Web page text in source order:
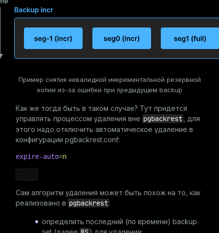
Пример снятия невалидной инкрементальной резервной
копии из-за ошибки при предыдущем backup
Как же тогда быть в таком случае? Тут придется
управлять процессом удаления вне pgbackrest
, для
этого надо отключить автоматическое удаление в
конфигурации pgbackrest.conf:
expire-auto=n
Сам алгоритм удаления может быть похож на то, как
реализовано в pgbackrest:
определить последний (по времени) backup